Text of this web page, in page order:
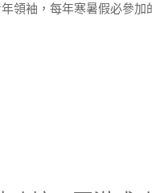
領袖，每年寒暑假必參加